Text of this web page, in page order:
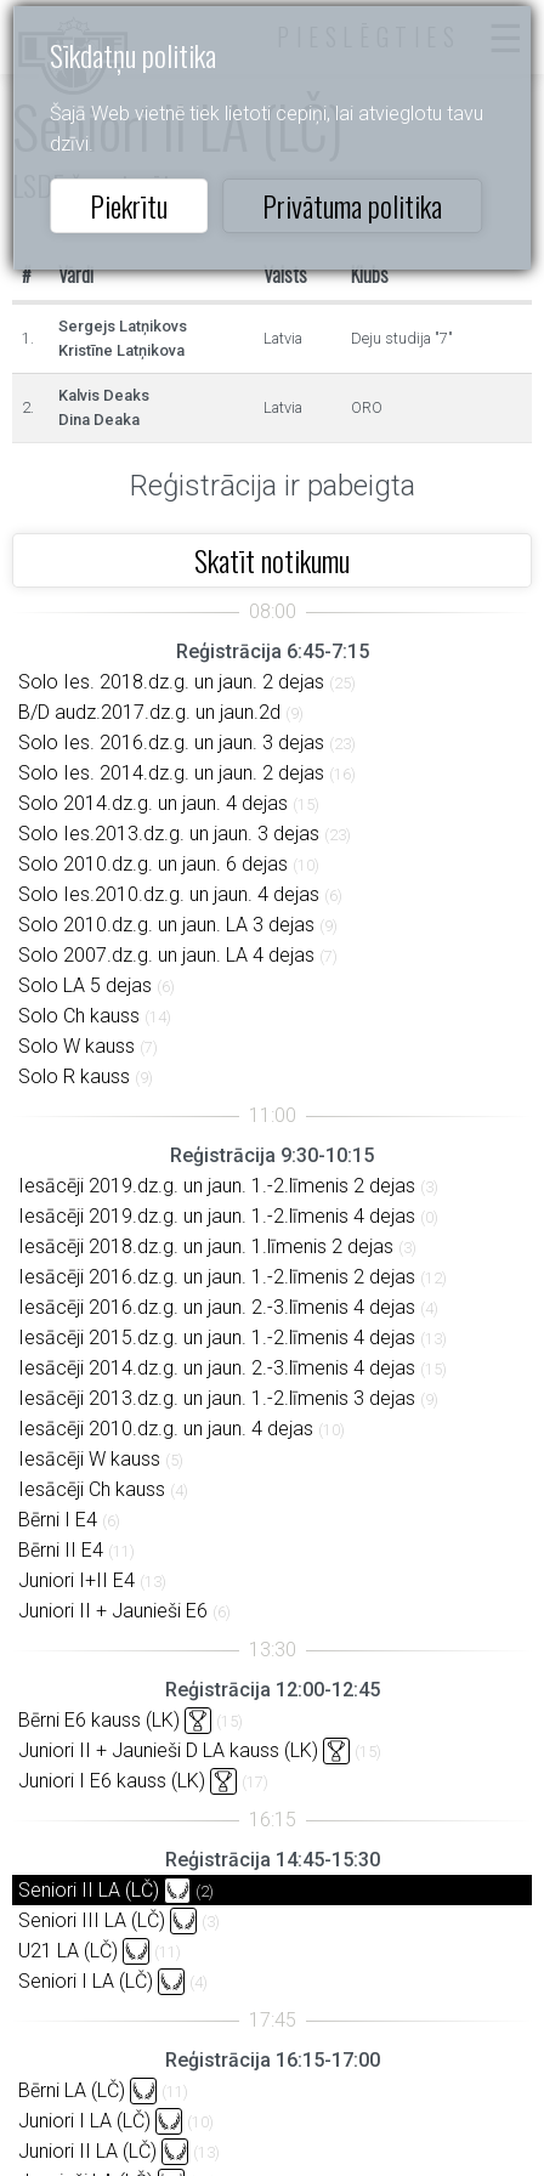
Sīkdatņu politika
Šajā Web vietnē tiek lietoti cepiņi, lai atvieglotu tavu
dzīvi.
Piekrītu Privātuma politika
Seniori II LA (LČ)
LSDF čempionāts
# Vārdi Valsts Klubs
1.
Sergejs Latņikovs
Kristīne Latņikova
Latvia Deju studija "7"
2.
Kalvis Deaks
Dina Deaka
Latvia ORO
Reģistrācija ir pabeigta
Skatīt notikumu
Reģistrācija 6:45-7:15
Solo Ies. 2018.dz.g. un jaun. 2 dejas (25)
B/D audz.2017.dz.g. un jaun.2d (9)
Solo Ies. 2016.dz.g. un jaun. 3 dejas (23)
Solo Ies. 2014.dz.g. un jaun. 2 dejas (16)
Solo 2014.dz.g. un jaun. 4 dejas (15)
Solo Ies.2013.dz.g. un jaun. 3 dejas (23)
Solo 2010.dz.g. un jaun. 6 dejas (10)
Solo Ies.2010.dz.g. un jaun. 4 dejas (6)
Solo 2010.dz.g. un jaun. LA 3 dejas (9)
Solo 2007.dz.g. un jaun. LA 4 dejas (7)
Solo LA 5 dejas (6)
Solo Ch kauss (14)
Solo W kauss (7)
Solo R kauss (9)
Reģistrācija 9:30-10:15
Iesācēji 2019.dz.g. un jaun. 1.-2.līmenis 2 dejas (3)
Iesācēji 2019.dz.g. un jaun. 1.-2.līmenis 4 dejas (0)
Iesācēji 2018.dz.g. un jaun. 1.līmenis 2 dejas (3)
Iesācēji 2016.dz.g. un jaun. 1.-2.līmenis 2 dejas (12)
Iesācēji 2016.dz.g. un jaun. 2.-3.līmenis 4 dejas (4)
Iesācēji 2015.dz.g. un jaun. 1.-2.līmenis 4 dejas (13)
Iesācēji 2014.dz.g. un jaun. 2.-3.līmenis 4 dejas (15)
Iesācēji 2013.dz.g. un jaun. 1.-2.līmenis 3 dejas (9)
Iesācēji 2010.dz.g. un jaun. 4 dejas (10)
Iesācēji W kauss (5)
Iesācēji Ch kauss (4)
Bērni I E4 (6)
Bērni II E4 (11)
Juniori I+II E4 (13)
Juniori II + Jaunieši E6 (6)
Reģistrācija 12:00-12:45
Bērni E6 kauss (LK)
(15)
Juniori II + Jaunieši D LA kauss (LK) (15)
Juniori I E6 kauss (LK) (17)
Reģistrācija 14:45-15:30
Seniori II LA (LČ)
(2)
Seniori III LA (LČ) (3)
U21 LA (LČ) (11)
Seniori I LA (LČ) (4)
Reģistrācija 16:15-17:00
Bērni LA (LČ)
(11)
Juniori I LA (LČ) (10)
Juniori II LA (LČ) (13)